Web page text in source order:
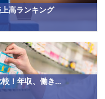
高ランキング
較！年収、働き...